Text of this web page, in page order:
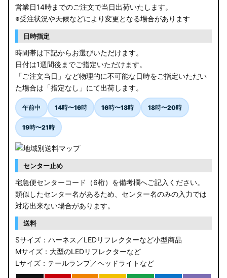
営業日14時までのご注文で当日出荷いたします。
※受注状況や天候などにより変更となる場合があります
日時指定
時間帯は下記からお選びいただけます。
日付は1週間後までご指定いただけます。
「ご注文当日」など物理的に不可能な日時をご指定いただい
た場合は「指定なし」にて出荷します。
午前中 14時〜16時 16時〜18時 18時〜20時
19時〜21時
センター止め
宅急便センターコード（6桁）を備考欄へご記入ください。
類似したセンター名があるため、センター名のみの入力では
対応出来ない場合があります。
送料
Sサイズ：ハーネス／LEDリフレクターなど小型商品
Mサイズ：大型のLEDリフレクターなど
Lサイズ：テールランプ／ヘッドライトなど